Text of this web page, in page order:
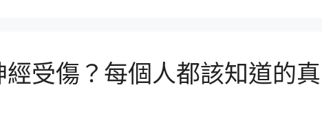
受傷？每個人都該知道的真